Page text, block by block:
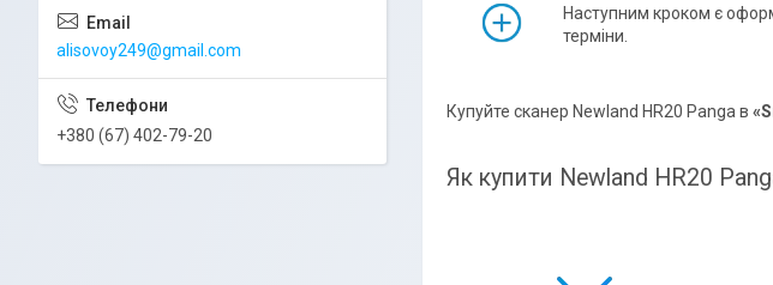
Наступним кроком є
терміни.
Купуйте сканер Newland HR20 Panga в
Як купити Newland HR20
alisovoy249@gmail.com
+380 (67) 402-79-20